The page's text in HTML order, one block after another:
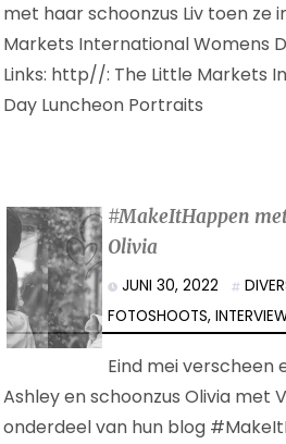
met haar schoonzus Liv toen ze
Markets International Womens
Links: http//: The Little Markets
Day Luncheon Portraits
#MakeItHappen
Olivia
JUNI 30, 2022
FOTOSHOOTS,
Eind mei verscheen
Ashley en schoonzus Olivia met
onderdeel van hun blog